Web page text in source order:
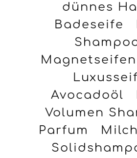
dünnes
Badeseife
Avocadoöl
Volumen
Parfum